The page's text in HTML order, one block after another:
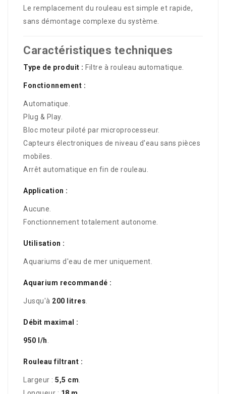
Le remplacement du rouleau est simple et rapide,
sans démontage complexe du système.
Caractéristiques techniques
Type de produit : Filtre à rouleau automatique.
Fonctionnement :
Automatique.
Plug & Play.
Bloc moteur piloté par microprocesseur.
Capteurs électroniques de niveau d'eau sans pièces
mobiles.
Arrêt automatique en fin de rouleau.
Application :
Aucune.
Fonctionnement totalement autonome.
Utilisation :
Aquariums d'eau de mer uniquement.
Aquarium recommandé :
Jusqu'à 200 litres
Débit maximal :
950 l/h
Rouleau filtrant :
Largeur : 5,5 cm